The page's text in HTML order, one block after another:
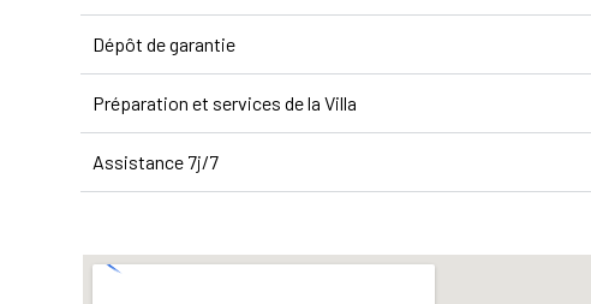
Dépôt de garantie
Préparation et services de la Villa
Assistance 7j/7